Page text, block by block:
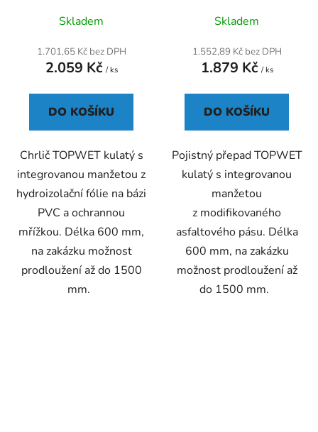
hodnocení
produktu
je
z
Skladem
1.701,65 Kč bez DPH
2.059 Kč / ks
DO KOŠÍKU
Chrlič TOPWET kulatý s
integrovanou manžetou z
hydroizolační fólie na bázi
PVC a ochrannou
mřížkou. Délka 600 mm,
na zakázku možnost
prodloužení až do 1500
mm.
Skladem
1.552,89 Kč bez DPH
1.879 Kč / ks
DO KOŠÍKU
Pojistný přepad TOPWET
kulatý s integrovanou
manžetou
z modifikovaného
asfaltového pásu. Délka
600 mm, na zakázku
možnost prodloužení až
do 1500 mm.